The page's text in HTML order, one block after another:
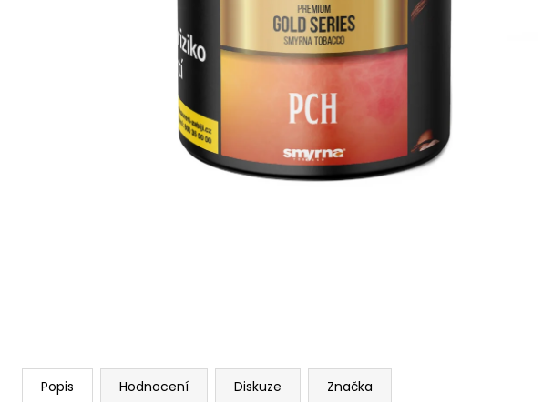
Popis Hodnocení Diskuze Značka